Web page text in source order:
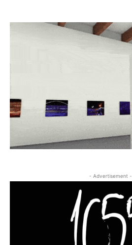
- Advertisement -